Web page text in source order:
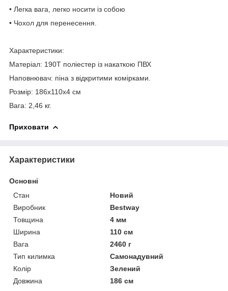
• Легка вага, легко носити із собою
• Чохол для перенесення.
Характеристики:
Матеріал: 190T поліестер із накаткою ПВХ
Наповнювач: піна з відкритими комірками.
Розмір: 186х110х4 см
Вага: 2,46 кг.
Приховати
Характеристики
Основні
Стан
Новий
Виробник
Bestway
Товщина
4 мм
Ширина
110 см
Вага
2460 г
Тип килимка
Самонадувний
Колір
Зелений
Довжина
186 см